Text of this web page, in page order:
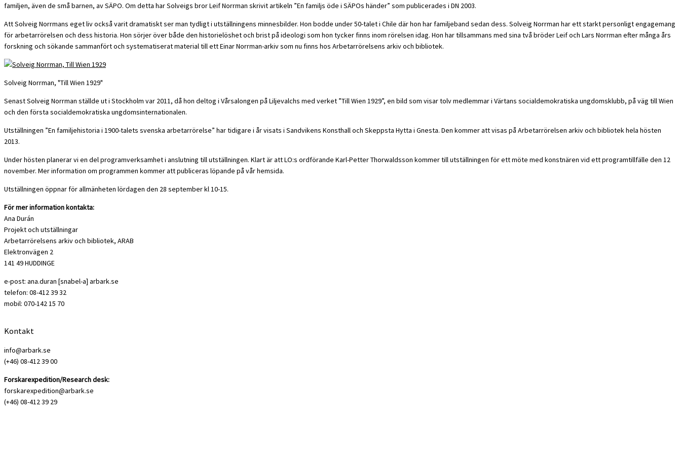
familjen, även de små barnen, av SÄPO. Om detta har Solveigs bror Leif Norrman skrivit artikeln ”En familjs öde i SÄPOs händer” som publicerades i DN 2003.
Att Solveig Norrmans eget liv också varit dramatiskt ser man tydligt i utställningens minnesbilder. Hon bodde under 50-talet i Chile där hon har familjeband sedan dess. Solveig Norrman har ett starkt personligt engagemang
för arbetarrörelsen och dess historia. Hon sörjer över både den historielöshet och brist på ideologi som hon tycker finns inom rörelsen idag. Hon har tillsammans med sina två bröder Leif och Lars Norrman efter många års
forskning och sökande sammanfört och systematiserat material till ett Einar Norrman-arkiv som nu finns hos Arbetarrörelsens arkiv och bibliotek.
Solveig Norrman, "Till Wien 1929"
Senast Solveig Norrman ställde ut i Stockholm var 2011, då hon deltog i Vårsalongen på Liljevalchs med verket ”Till Wien 1929”, en bild som visar tolv medlemmar i Värtans socialdemokratiska ungdomsklubb, på väg till Wien
och den första socialdemokratiska ungdomsinternationalen.
Utställningen ”En familjehistoria i 1900-talets svenska arbetarrörelse” har tidigare i år visats i Sandvikens Konsthall och Skeppsta Hytta i Gnesta. Den kommer att visas på Arbetarrörelsen arkiv och bibliotek hela hösten
2013.
Under hösten planerar vi en del programverksamhet i anslutning till utställningen. Klart är att LO:s ordförande Karl-Petter Thorwaldsson kommer till utställningen för ett möte med konstnären vid ett programtillfälle den 12
november. Mer information om programmen kommer att publiceras löpande på vår hemsida.
Utställningen öppnar för allmänheten lördagen den 28 september kl 10-15.
För mer information kontakta:
Ana Durán
Projekt och utställningar
Arbetarrörelsens arkiv och bibliotek, ARAB
Elektronvägen 2
141 49 HUDDINGE
e-post: ana.duran [snabel-a] arbark.se
telefon: 08-412 39 32
mobil: 070-142 15 70
Kontakt
info@arbark.se
(+46) 08-412 39 00
Forskarexpedition/Research desk:
forskarexpedition@arbark.se
(+46) 08-412 39 29